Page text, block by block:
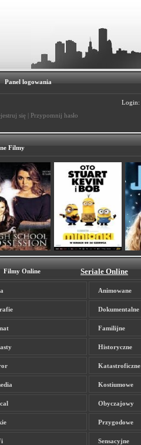
Panel logowania
Login:
się | Przypomnij hasło
Filmy
Filmy Online Seriale Online
Animowane
Dokumentalne
Familijne
Historyczne
Katastroficzne
Kostiumowe
Obyczajowy
Przygodowe
Sensacyjne